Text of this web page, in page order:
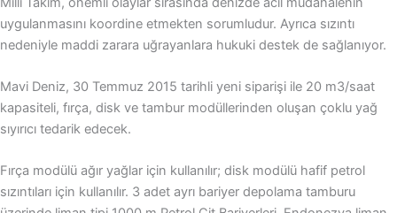
uygulanmasını koordine etmekten sorumludur. Ayrıca sızıntı
nedeniyle maddi zarara uğrayanlara hukuki destek de sağlanıyor.
Mavi Deniz, 30 Temmuz 2015 tarihli yeni siparişi ile 20 m3/saat
kapasiteli, fırça, disk ve tambur modüllerinden oluşan çoklu yağ
sıyırıcı tedarik edecek.
Fırça modülü ağır yağlar için kullanılır; disk modülü hafif petrol
sızıntıları için kullanılır. 3 adet ayrı bariyer depolama tamburu